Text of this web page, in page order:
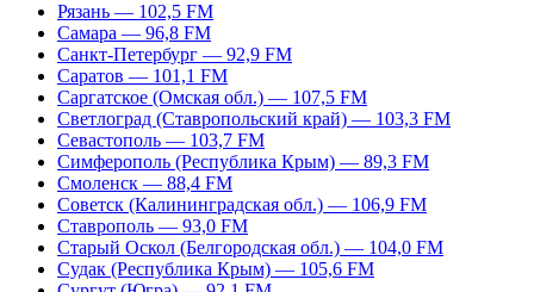
Рязань — 102,5 FM
Самара — 96,8 FM
Санкт-Петербург — 92,9 FM
Саратов — 101,1 FM
Саргатское (Омская обл.) — 107,5 FM
Светлоград (Ставропольский край) — 103,3 FM
Севастополь — 103,7 FM
Симферополь (Республика Крым) — 89,3 FM
Смоленск — 88,4 FM
Советск (Калининградская обл.) — 106,9 FM
Ставрополь — 93,0 FM
Старый Оскол (Белгородская обл.) — 104,0 FM
Судак (Республика Крым) — 105,6 FM